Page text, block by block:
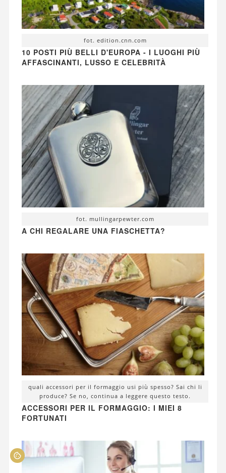
fot. edition.cnn.com
10 POSTI PIÙ BELLI D'EUROPA - I LUOGHI PIÙ
AFFASCINANTI, LUSSO E CELEBRITÀ
fot. mullingarpewter.com
A CHI REGALARE UNA FIASCHETTA?
quali accessori per il formaggio usi più spesso? Sai chi li
produce? Se no, continua a leggere questo testo.
ACCESSORI PER IL FORMAGGIO: I MIEI 8
FORTUNATI